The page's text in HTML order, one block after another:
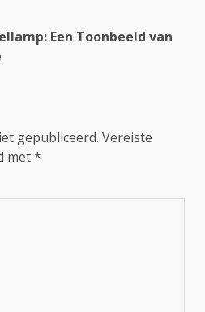
Een Toonbeeld van
gepubliceerd. Vereiste
met*